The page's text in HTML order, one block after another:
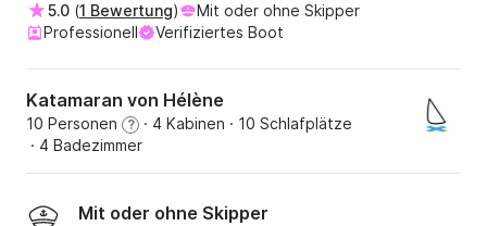
5.0 (1 Bewertung)
Mit oder ohne Skipper
Professionell
Verifiziertes Boot
Katamaran von Hélène
10 Personen ? · 4 Kabinen · 10 Schlafplätze
· 4 Badezimmer
Mit oder ohne Skipper